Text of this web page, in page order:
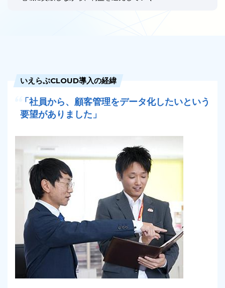
いえらぶCLOUD導入の経緯
「社員から、顧客管理をデータ化したいという
要望がありました」